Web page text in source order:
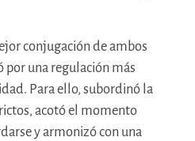
conjugación de ambos
una regulación más
Para ello, subordinó la
acotó el momento
y armonizó con una